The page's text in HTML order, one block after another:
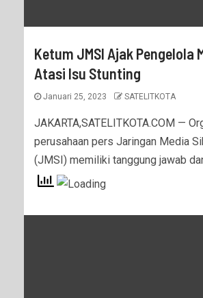
Ketum JMSI Ajak Pengelola
Atasi Isu Stunting
Januari 25, 2023 SATELITKOTA
JAKARTA,SATELITKOTA.COM —
perusahaan pers Jaringan Media
(JMSI) memiliki tanggung jawab